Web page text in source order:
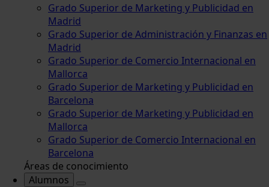
Grado Superior de Marketing y Publicidad en
Madrid
Grado Superior de Administración y Finanzas en
Madrid
Grado Superior de Comercio Internacional en
Mallorca
Grado Superior de Marketing y Publicidad en
Barcelona
Grado Superior de Marketing y Publicidad en
Mallorca
Grado Superior de Comercio Internacional en
Barcelona
Áreas de conocimiento
Alumnos